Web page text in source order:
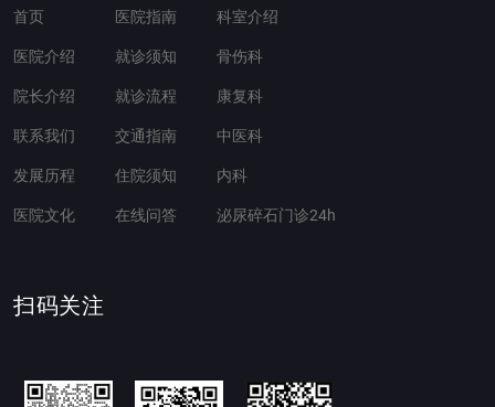
首页
医院介绍
院长介绍
联系我们
发展历程
医院文化
医院指南
就诊须知
就诊流程
交通指南
住院须知
在线问答
科室介绍
骨伤科
康复科
中医科
内科
泌尿碎石门诊24h
扫码关注